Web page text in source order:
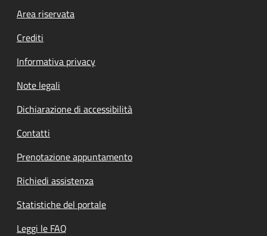
Footer menu
Area riservata
Crediti
Informativa privacy
Note legali
Dichiarazione di accessibilità
Contatti
Prenotazione appuntamento
Richiedi assistenza
Statistiche del portale
Leggi le FAQ